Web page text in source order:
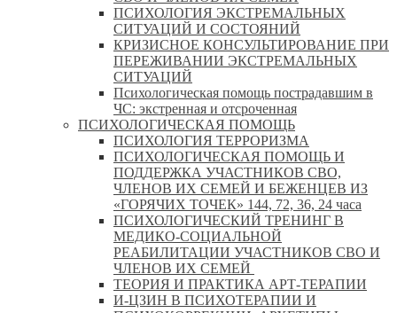
ПСИХОЛОГИЯ ЭКСТРЕМАЛЬНЫХ
СИТУАЦИЙ И СОСТОЯНИЙ
КРИЗИСНОЕ КОНСУЛЬТИРОВАНИЕ ПРИ
ПЕРЕЖИВАНИИ ЭКСТРЕМАЛЬНЫХ
СИТУАЦИЙ
Психологическая помощь пострадавшим в
ЧС: экстренная и отсроченная
ПСИХОЛОГИЧЕСКАЯ ПОМОЩЬ
ПСИХОЛОГИЯ ТЕРРОРИЗМА
ПСИХОЛОГИЧЕСКАЯ ПОМОЩЬ И
ПОДДЕРЖКА УЧАСТНИКОВ СВО,
ЧЛЕНОВ ИХ СЕМЕЙ И БЕЖЕНЦЕВ ИЗ
«ГОРЯЧИХ ТОЧЕК» 144, 72, 36, 24 часа
ПСИХОЛОГИЧЕСКИЙ ТРЕНИНГ В
МЕДИКО-СОЦИАЛЬНОЙ
РЕАБИЛИТАЦИИ УЧАСТНИКОВ СВО И
ЧЛЕНОВ ИХ СЕМЕЙ
ТЕОРИЯ И ПРАКТИКА АРТ-ТЕРАПИИ
И-ЦЗИН В ПСИХОТЕРАПИИ И